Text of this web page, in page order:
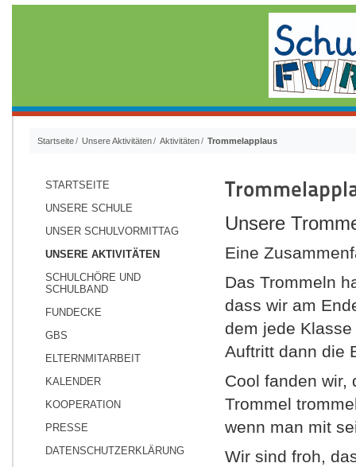
Startseite Unsere Aktivitäten Aktivitäten Trommelapplaus
STARTSEITE
UNSERE SCHULE
UNSER SCHULVORMITTAG
UNSERE AKTIVITÄTEN
SCHULCHÖRE UND
SCHULBAND
FUNDECKE
GBS
ELTERNMITARBEIT
KALENDER
KOOPERATION
PRESSE
DATENSCHUTZERKLÄRUNG
Unsere
Eine
Das Trommeln
dass wir am
dem jede
Auftritt dann die
Cool fanden wir,
Trommel
wenn man mit
Wir sind froh,